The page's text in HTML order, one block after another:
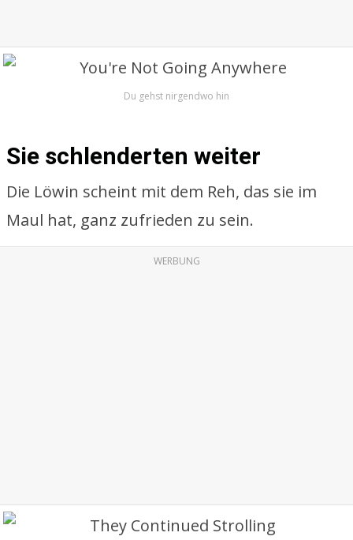
Du gehst nirgendwo hin
Sie schlenderten weiter
Die Löwin scheint mit dem Reh, das sie im
Maul hat, ganz zufrieden zu sein.
WERBUNG